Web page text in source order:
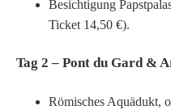
Besichtigung
Ticket 14,50 €).
Tag 2 – Pont du Gard &
Römisches Aquädukt,